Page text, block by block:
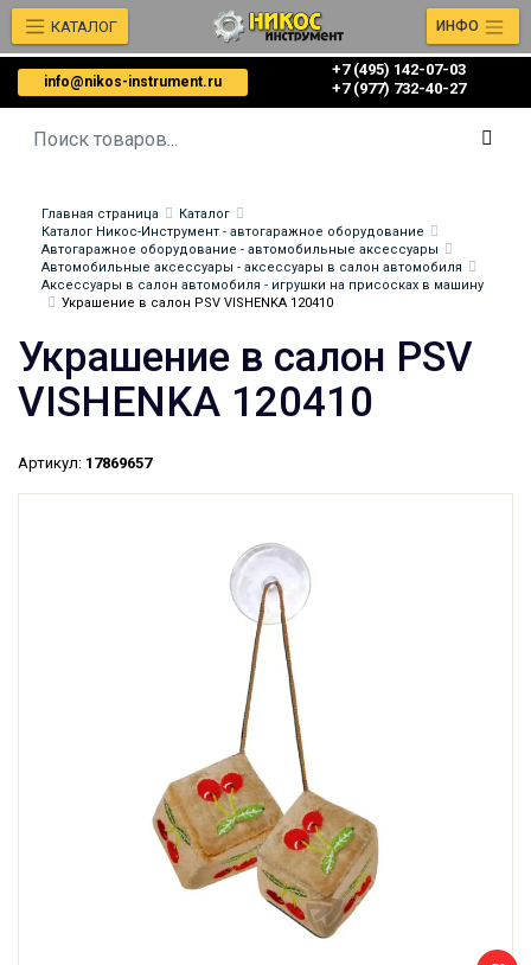
info@nikos-instrument.ru
+7 (495) 142-07-03
‎‎+7 (977) 732-40-27
КАТАЛОГ ИНФО
Главная страница
Каталог
Каталог Никос-Инструмент - автогаражное оборудование
Автогаражное оборудование - автомобильные аксессуары
Автомобильные аксессуары - аксессуары в салон автомобиля
Аксессуары в салон автомобиля - игрушки на присосках в машину
Украшение в салон PSV VISHENKA 120410
Украшение в салон PSV
VISHENKA 120410
Артикул: 17869657